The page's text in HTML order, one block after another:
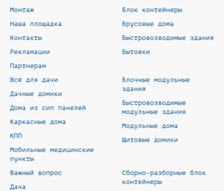
Монтаж
Наша площадка
Контакты
Рекламации
Партнерам
Блок контейнеры
Брусовые дома
Быстровозводимые здания
Бытовки
Всё для дачи
Дачные домики
Дома из сип панелей
Каркасные дома
КПП
Мобильные медицинские
пункты
Блочные модульные
здания
Быстровозводимые
модульные здания
Модульные дома
Щитовые домики
Важный вопрос
Дача
Сборно-разборные блок
контейнеры